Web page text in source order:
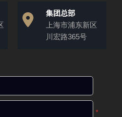
集团总部
上海市浦东新区
川宏路365号
*